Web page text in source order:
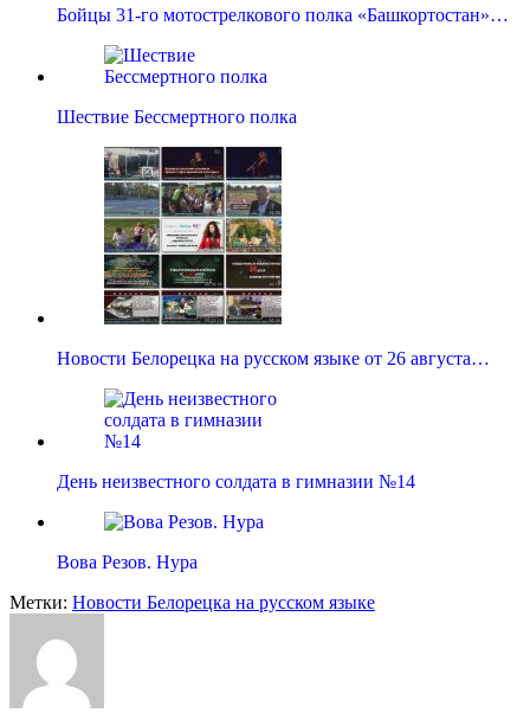
Бойцы 31-го мотострелкового полка «Башкортостан»…
Шествие Бессмертного полка
Новости Белорецка на русском языке от 26 августа…
День неизвестного солдата в гимназии №14
Вова Резов. Нура
Метки: Новости Белорецка на русском языке